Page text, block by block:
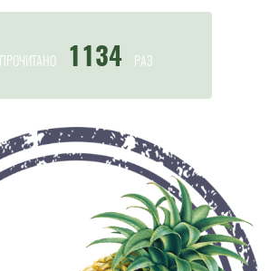
ПРОЧИТАНО 1134 РАЗ